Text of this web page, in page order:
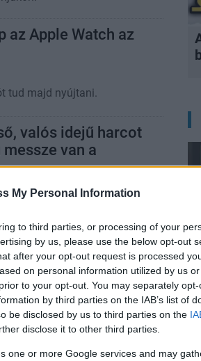
My Personal Information
to third parties, or processing of your
by us, please use the below opt-out
after your opt-out request is processed
on personal information utilized by us
to your opt-out. You may separately
by third parties on the IAB’s list of
be disclosed by us to third parties on the
disclose it to other third parties.
one or more Google services and may
az Apple Watch az
tud majd nyújtani.
valós idejű harcot
van a
hamisítvány
miután kiderült,
volt valós idejű, pedig annak